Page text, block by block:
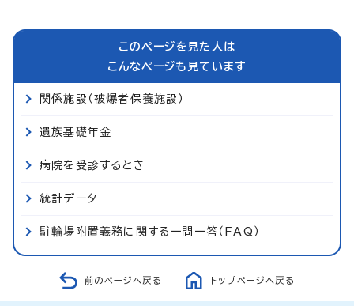
このページを見た人は
こんなページも見ています
関係施設（被爆者保養施設）
遺族基礎年金
病院を受診するとき
統計データ
駐輪場附置義務に関する一問一答（FAQ）
前のページへ戻る トップページへ戻る